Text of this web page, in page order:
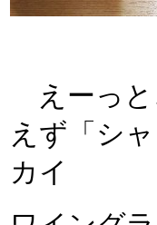
えーっと
えず「シ
カイ